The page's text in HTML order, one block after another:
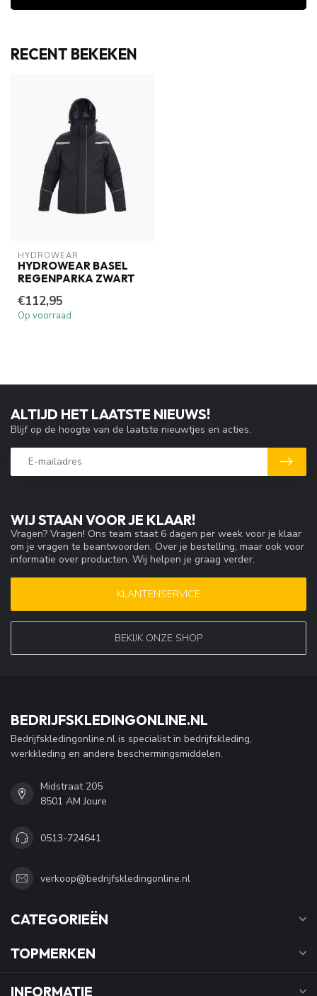
RECENT BEKEKEN
HYDROWEAR
HYDROWEAR BASEL
REGENPARKA ZWART
€112,95
Op voorraad
WIJ STAAN VOOR JE KLAAR!
Vragen? Vragen! Ons team staat 6 dagen per week voor je klaar
om je vragen te beantwoorden. Over je bestelling, maar ook voor
informatie over producten. Wij helpen je graag verder.
KLANTENSERVICE
BEKIJK ONZE SHOP
ALTIJD HET LAATSTE NIEUWS!
Blijf op de hoogte van de laatste nieuwtjes en acties.
BEDRIJFSKLEDINGONLINE.NL
Bedrijfskledingonline.nl is specialist in bedrijfskleding,
werkkleding en andere beschermingsmiddelen.
Midstraat 205
8501 AM Joure
0513-724641
verkoop@bedrijfskledingonline.nl
CATEGORIEËN
TOPMERKEN
INFORMATIE